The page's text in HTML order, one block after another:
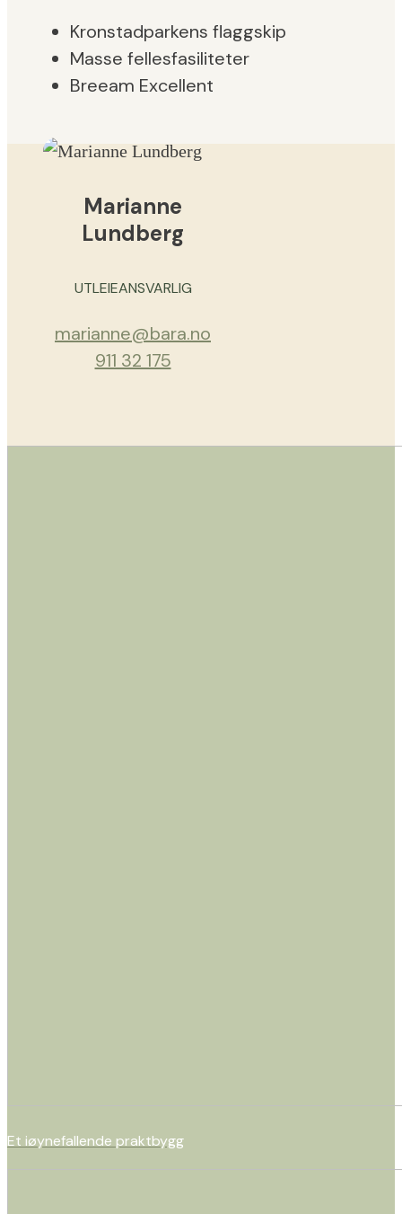
Kronstadparkens flaggskip
Masse fellesfasiliteter
Breeam Excellent
Marianne
Lundberg
UTLEIEANSVARLIG
marianne@bara.no
911 32 175
Et iøynefallende praktbygg